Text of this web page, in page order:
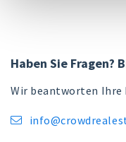
Haben Sie
Wir beantworten Ihre
